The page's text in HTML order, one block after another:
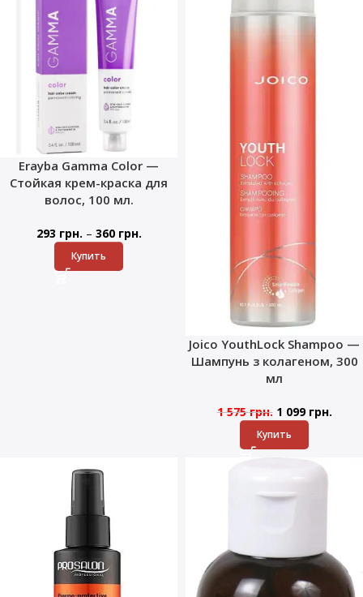
Erayba Gamma Color —
Стойкая крем-краска для
волос, 100 мл.
293 грн. – 360 грн.
Купить
Joico YouthLock Shampoo —
Шампунь з колагеном, 300
мл
1 575грн. 1 099 грн.
Купить